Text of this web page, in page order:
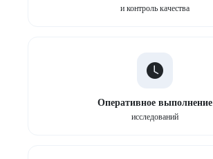
и контроль качества
Оперативное выполнение
исследований